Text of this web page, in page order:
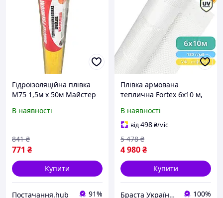
Гідроізоляційна плівка
M75 1,5м х 50м Майстер
армована(жовта) Master
В наявності
771 ₴
841 ₴
Купити
Постачання.hub 91%
Плівка армована
теплична Fortex 6х10 м,
УФ-6%, поліетиленова
для теплиць, парників,
гідроізоляції
В наявності
від498₴/міс
4 980₴
5 478 ₴
Купити
Браста Україна ТОВ 100%